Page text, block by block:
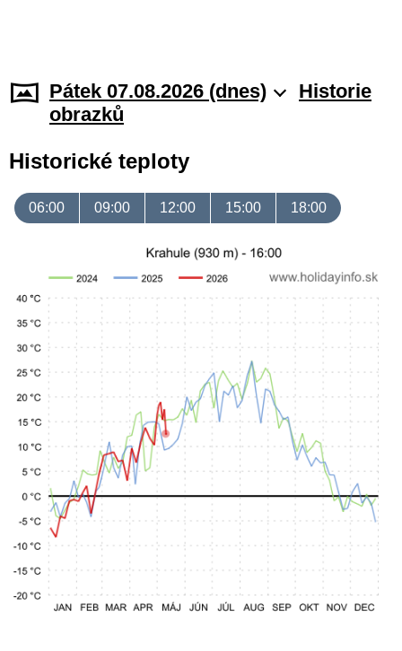
Pátek 07.08.2026 (dnes)
Historie
obrazků
Historické teploty
06:00 09:00 12:00 15:00 18:00